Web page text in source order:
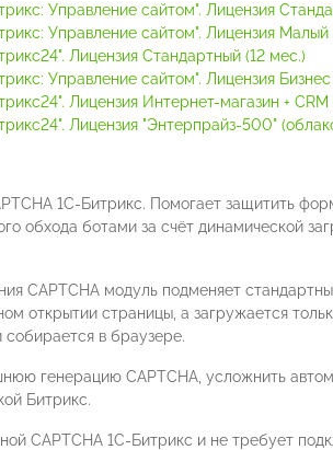
Управление сайтом". Лицензия
Управление сайтом". Лицензия Малый
Лицензия Стандартный (12 мес.)
Управление сайтом". Лицензия Бизнес
Лицензия Интернет-магазин + CRM
Лицензия "Энтерпрайз-500"
1С-Битрикс. Помогает защитить
обхода ботами за счёт динамической
CAPTCHA модуль подменяет
открытии страницы, а загружается
собирается в браузере.
генерацию CAPTCHA, усложнить
Битрикс.
CAPTCHA 1С-Битрикс и не требует